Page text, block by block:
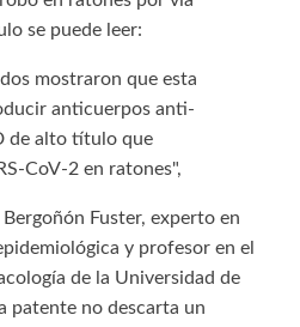
se puede leer:
mostraron que esta
anticuerpos anti-
de alto título que
CoV-2 en ratones",
Fuster, experto en
y profesor en el
de la Universidad de
patente no descarta un